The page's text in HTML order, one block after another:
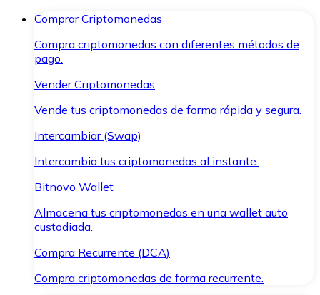
Comprar Criptomonedas
Compra criptomonedas con diferentes métodos de
pago.
Vender Criptomonedas
Vende tus criptomonedas de forma rápida y segura.
Intercambiar (Swap)
Intercambia tus criptomonedas al instante.
Bitnovo Wallet
Almacena tus criptomonedas en una wallet auto
custodiada.
Compra Recurrente (DCA)
Compra criptomonedas de forma recurrente.